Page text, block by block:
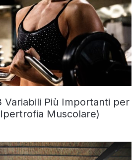
Variabili Più Importanti per
Muscolare)